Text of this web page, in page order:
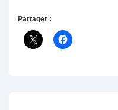
Partager :